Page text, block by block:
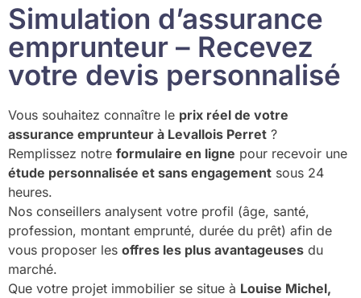
Simulation d’assurance
emprunteur – Recevez
votre devis personnalisé
Vous souhaitez connaître le prix réel de votre
assurance emprunteur à Levallois Perret ?
Remplissez notre formulaire en ligne pour recevoir une
étude personnalisée et sans engagement sous 24
heures.
Nos conseillers analysent votre profil (âge, santé,
profession, montant emprunté, durée du prêt) afin de
vous proposer les offres les plus avantageuses du
marché.
Que votre projet immobilier se situe à Louise Michel,